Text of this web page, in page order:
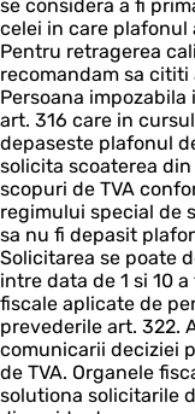
se considera a fi
celei in care plafonul
Pentru retragerea
recomandam sa cititi
Persoana
art. 316 care in
depaseste plafonul
solicita scoaterea
scopuri de TVA
regimului special de
sa nu fi depasit
Solicitarea se poate
intre data de 1 si 10
fiscale aplicate de
prevederile art. 322.
comunicarii deciziei
de TVA. Organele
solutiona solicitarile